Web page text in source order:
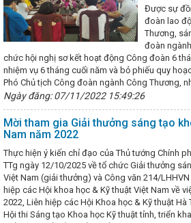
động triển khai các giải pháp thúc đẩy
mại bền vững đáp ứng các chính
Thương Hà Tĩnh: Hội chợ Mùa Thu
Thương: Kiểm tra toàn diện tại các
tuyến tìm hiểu về chuyển đổi số lĩnh
và quản lý chợ có hiệu lực thi hành kể
sản phẩm OCOP Hà Tĩnh
CĐN
Tăng cường kết nối cung cầu tiêu thụ
Khởi công 2 dự án năng lượng gần
cho các nhiệm vụ phát triển kinh tế -
cận kề Tết Nguyên đán Giáp Thìn 2024
bộ Sở Công Thương lần thứ III, nhiệm
CỤC QUẢN LÝ THỊ TRƯỜNG TỪ BỘ
THỊ TRƯỜNG THUỘC SỞ CÔNG THƯƠNG
nghiệp, đảm bảo hàng hóa Tết
trong lĩnh vực hóa chất và vật liệu nổ
Việt Nam ưu tiên dùng hàng Việt Nam”
thảo Chương trình hành động thực
Được sự
đoàn lao
Thương,
đoàn
chức hội nghị sơ kết hoạt động Công đoàn 6
nhiệm vụ 6 tháng cuối năm và bỏ phiếu quy
Phó Chủ tịch Công đoàn ngành Công Thương,
Ngày đăng: 07/11/2022 15:49:26
Mời tham gia Giải thưởng sáng tạo
Nam năm 2022
Thực hiện ý kiến chỉ đạo của Thủ tướng Chính
TTg ngày 12/10/2025 về tổ chức Giải thưởng
Việt Nam (giải thưởng) và Công văn 214/
hiệp các Hội khoa học & Kỹ thuật Việt Nam về
2022, Liên hiệp các Hội Khoa học & Kỹ thuật
Hội thi Sáng tạo Khoa học Kỹ thuật tỉnh, triển